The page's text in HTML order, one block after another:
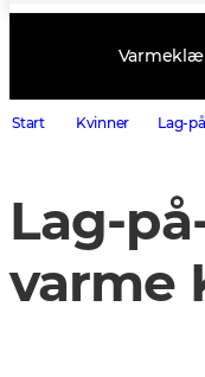
Start Kvinner Lag-
Lag-
varme